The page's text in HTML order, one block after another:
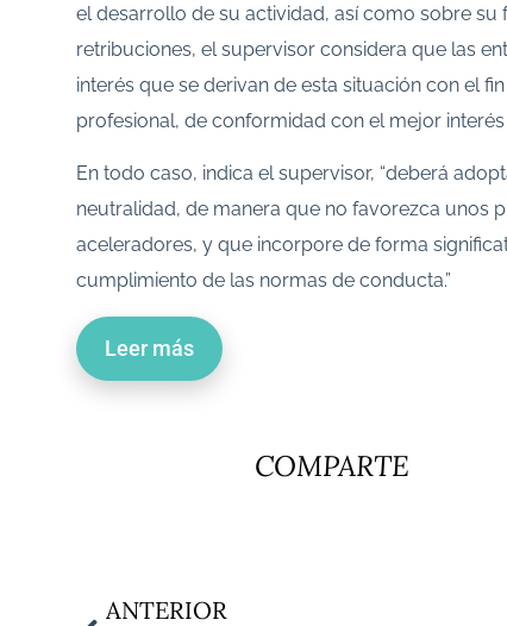
el desarrollo de su actividad, así como sobre
retribuciones, el supervisor considera que las
interés que se derivan de esta situación con el
profesional, de conformidad con el mejor interés
En todo caso, indica el supervisor, “deberá
neutralidad, de manera que no favorezca unos
aceleradores, y que incorpore de forma
cumplimiento de las normas de conducta.”
Leer más
COMPARTE
ANTERIOR